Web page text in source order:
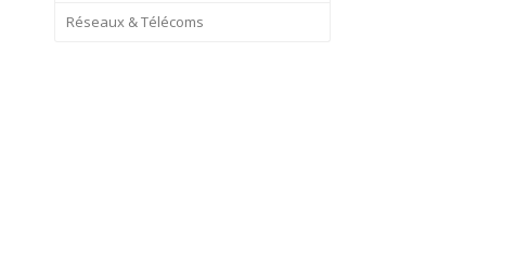
Réseaux & Télécoms